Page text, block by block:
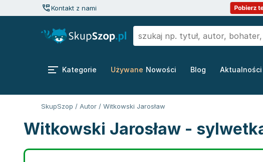
Kontakt z nami
Kategorie Używane Nowości Blog Aktualności
SkupSzop / Autor / Witkowski Jarosław
Witkowski Jarosław -